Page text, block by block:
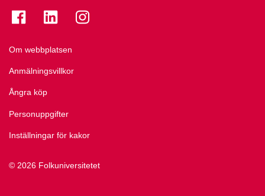
© 2026 Folkuniversitetet
Om webbplatsen
Anmälningsvillkor
Ångra köp
Personuppgifter
Inställningar för kakor
Se folkuniversitetet på Facebook
Se folkuniversitetet på LinkedIn